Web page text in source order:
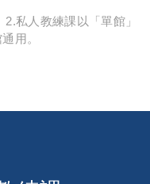
私人教練課以「單館」
用。